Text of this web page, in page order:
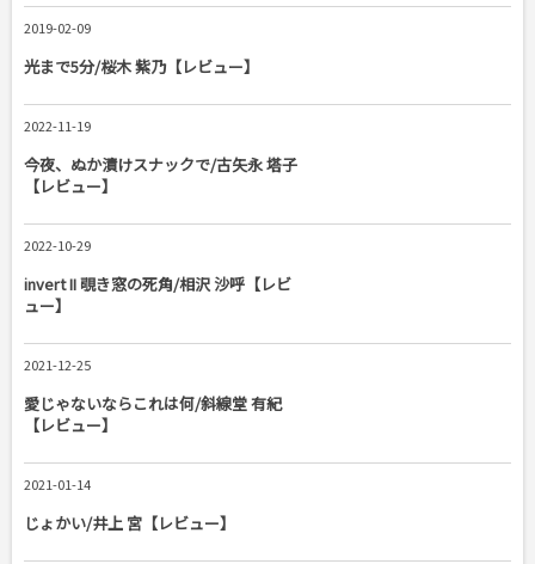
2019-02-09
光まで5分/桜木 紫乃【レビュー】
2022-11-19
今夜、ぬか漬けスナックで/古矢永 塔子
【レビュー】
2022-10-29
invert II 覗き窓の死角/相沢 沙呼【レビ
ュー】
2021-12-25
愛じゃないならこれは何/斜線堂 有紀
【レビュー】
2021-01-14
じょかい/井上 宮【レビュー】